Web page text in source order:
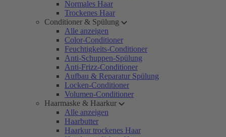
Normales Haar
Trockenes Haar
Conditioner & Spülung
Alle anzeigen
Color-Conditioner
Feuchtigkeits-Conditioner
Anti-Schuppen-Spülung
Anti-Frizz-Conditioner
Aufbau & Reparatur Spülung
Locken-Conditioner
Volumen-Conditioner
Haarmaske & Haarkur
Alle anzeigen
Haarbutter
Haarkur trockenes Haar